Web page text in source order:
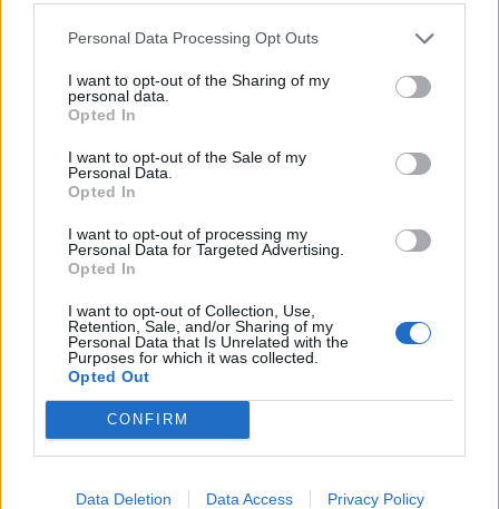
Personal Data Processing Opt Outs
I want to opt-out of the Sharing of my
personal data.
Opted In
I want to opt-out of the Sale of my
Personal Data.
Opted In
I want to opt-out of processing my
Personal Data for Targeted Advertising.
Opted In
I want to opt-out of Collection, Use,
Retention, Sale, and/or Sharing of my
Personal Data that Is Unrelated with the
Purposes for which it was collected.
Opted Out
CONFIRM
Data Deletion Data Access Privacy Policy
čerpadlo Dvořákovo nábřeží Příbram
problém
Jiráskovy sady září novotou.
Minutky z radnice zvou i na
bohatý závěr června
Policie radí před prázdninami:
Zabezpečte své domovy proti
SOUVISEJÍCÍ ČLÁNKY